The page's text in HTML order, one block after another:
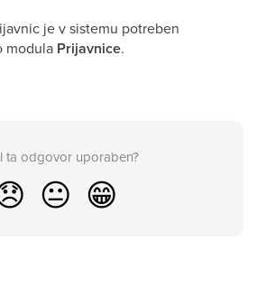
je v sistemu potreben
modula Prijavnice.
ta odgovor uporaben?
😐 😁